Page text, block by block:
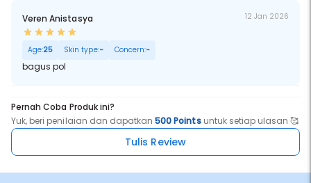
Veren Anistasya 12 Jan 2026
Age:25 Skin type:- Concern:-
bagus pol
Pernah Coba Produk ini?
Yuk, beri penilaian dan dapatkan500 Pointsuntuk setiap ulasan 🥰
Tulis Review